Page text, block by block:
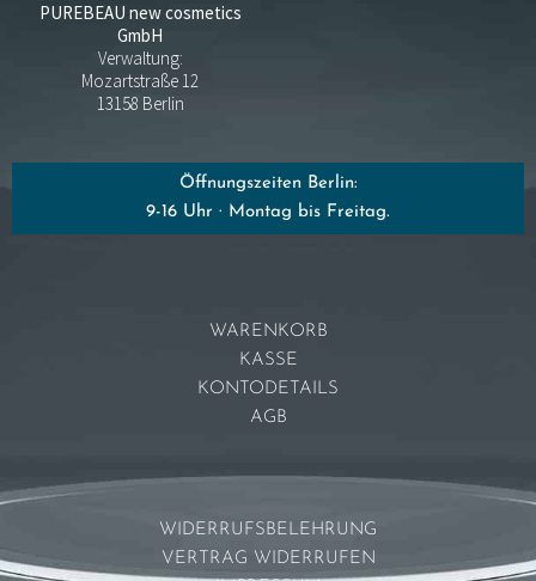
PUREBEAU new cosmetics
GmbH
Verwaltung:
Mozartstraße 12
13158 Berlin
Öffnungszeiten Berlin:
9-16 Uhr · Montag bis Freitag.
WARENKORB
KASSE
KONTODETAILS
AGB
WIDERRUFSBELEHRUNG
VERTRAG WIDERRUFEN